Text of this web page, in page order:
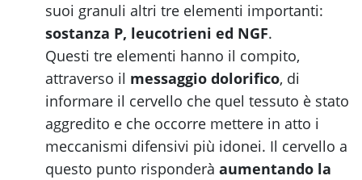
suoi granuli altri tre elementi importanti:
sostanza P, leucotrieni ed NGF.
Questi tre elementi hanno il compito,
attraverso il messaggio dolorifico, di
informare il cervello che quel tessuto è stato
aggredito e che occorre mettere in atto i
meccanismi difensivi più idonei. Il cervello a
questo punto risponderà aumentando la